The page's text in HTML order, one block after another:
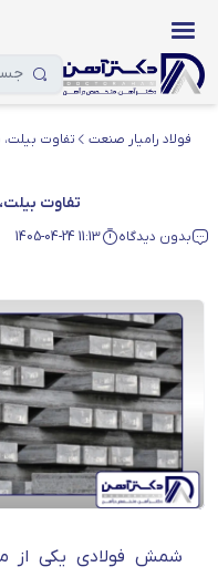
فولاد رامیار صنعت تفاوت
تفاوت
بدون دیدگاه 1405-04-24 11:13
شمش فولادی یکی از